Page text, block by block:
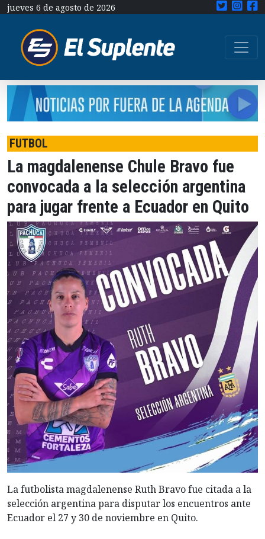
jueves 6 de agosto de 2026
FUTBOL
La magdalenense Chule Bravo fue
convocada a la selección argentina
para jugar frente a Ecuador en Quito
La futbolista magdalenense Ruth Bravo fue citada a la
selección argentina para disputar los encuentros ante
Ecuador el 27 y 30 de noviembre en Quito.